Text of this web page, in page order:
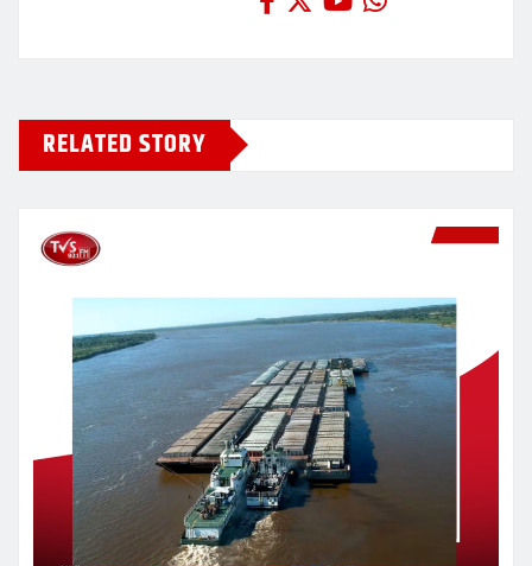
RELATED STORY